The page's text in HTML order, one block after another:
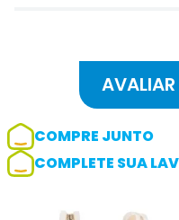
Adicionar
Avaliação
COMPRE JUNTO
COMPLETE SUA